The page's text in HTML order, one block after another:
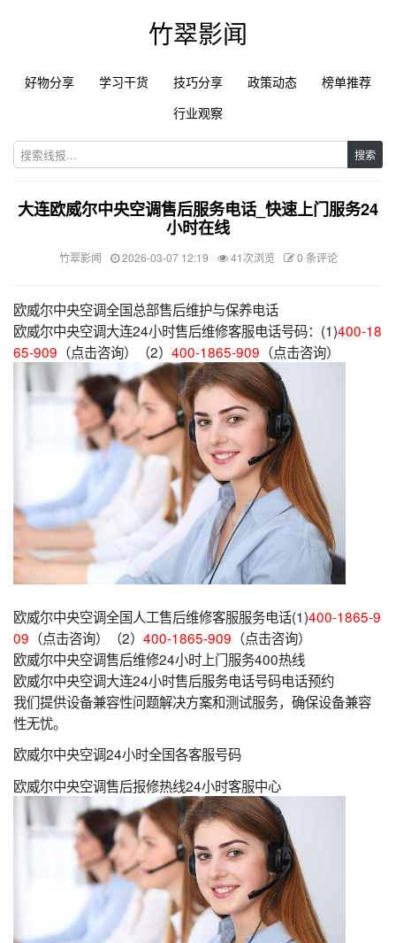
竹翠影闻
好物分享 学习干货 技巧分享 政策动态
榜单推荐
行业观察
搜索
大连欧威尔中央空调售后服务电话_快速上门服务24
小时在线
竹翠影闻 2026-03-07 12:19 41次浏览 0 条评论
欧威尔中央空调全国总部售后维护与保养电话
欧威尔中央空调大连24小时售后维修客服电话号码：(1)400-18
65-909 （点击咨询）（2） 400-1865-909 （点击咨询）
欧威尔中央空调全国人工售后维修客服服务电话(1)400-1865-9
09 （点击咨询）（2） 400-1865-909 （点击咨询）
欧威尔中央空调售后维修24小时上门服务400热线
欧威尔中央空调大连24小时售后服务电话号码电话预约
我们提供设备兼容性问题解决方案和测试服务，确保设备兼容
性无忧。
欧威尔中央空调24小时全国各客服号码
欧威尔中央空调售后报修热线24小时客服中心